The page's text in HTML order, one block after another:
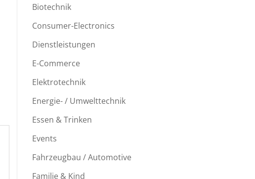
Biotechnik
Consumer-Electronics
Dienstleistungen
E-Commerce
Elektrotechnik
Energie- / Umwelttechnik
Essen & Trinken
Events
Fahrzeugbau / Automotive
Familie & Kind